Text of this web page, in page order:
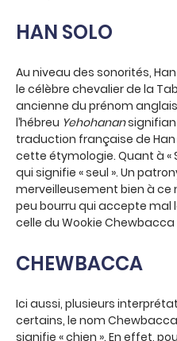
HAN SOLO
Au niveau des sonorités,
le célèbre chevalier de la
ancienne du prénom
l’hébreu Yehohanan
traduction française de
cette étymologie. Quant à «
qui signifie « seul ». Un
merveilleusement bien à ce
peu bourru qui accepte mal
celle du Wookie Chewbacca
CHEWBACCA
Ici aussi, plusieurs
certains, le nom
signifie « chien ». En effet,